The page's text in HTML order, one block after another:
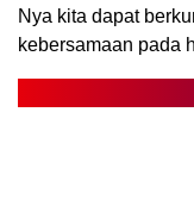
Nya kita dapat
kebersamaan pada